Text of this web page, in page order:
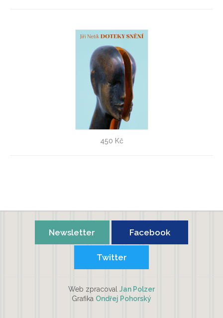
Jiří Netík: Doteky snění - VÝPRODEJ!
450 Kč
Newsletter Facebook
Twitter
Web zpracoval Jan Polzer
Grafika Ondřej Pohorský